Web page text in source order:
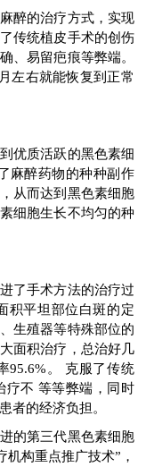
醉的治疗方式，实现
传统植皮手术的创伤
、易留疤痕等弊端。
左右就能恢复到正常
优质活跃的黑色素细
麻醉药物的种种副作
从而达到黑色素细胞
细胞生长不均匀的种
了手术方法的治疗过
积平坦部位白斑的定
生殖器等特殊部位的
面积治疗，总治好几
95.6%。 克服了传统
疗不 等等弊端，同时
者的经济负担。
的第三代黑色素细胞
构重点推广技术”，